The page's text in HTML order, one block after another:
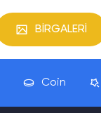
BİRGALERİ
Coin